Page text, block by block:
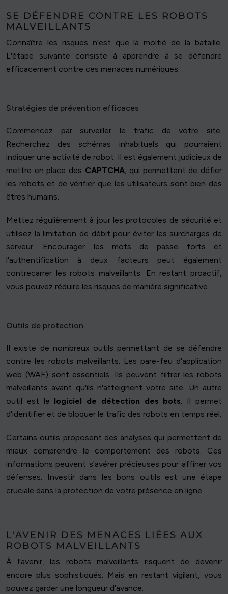
SE DÉFENDRE CONTRE LES ROBOTS
MALVEILLANTS
Connaître les risques n'est que la moitié de la bataille.
L'étape suivante consiste à apprendre à se défendre
efficacement contre ces menaces numériques.
Stratégies de prévention efficaces
Commencez par surveiller le trafic de votre site.
Recherchez des schémas inhabituels qui pourraient
indiquer une activité de robot. Il est également judicieux de
mettre en place des CAPTCHA, qui permettent de défier
les robots et de vérifier que les utilisateurs sont bien des
êtres humains.
Mettez régulièrement à jour les protocoles de sécurité et
utilisez la limitation de débit pour éviter les surcharges de
serveur. Encourager les mots de passe forts et
l'authentification à deux facteurs peut également
contrecarrer les robots malveillants. En restant proactif,
vous pouvez réduire les risques de manière significative.
Outils de protection
Il existe de nombreux outils permettant de se défendre
contre les robots malveillants. Les pare-feu d'application
web (WAF) sont essentiels. Ils peuvent filtrer les robots
malveillants avant qu'ils n'atteignent votre site. Un autre
outil est le logiciel de détection des bots . Il permet
d'identifier et de bloquer le trafic des robots en temps réel.
Certains outils proposent des analyses qui permettent de
mieux comprendre le comportement des robots. Ces
informations peuvent s'avérer précieuses pour affiner vos
défenses. Investir dans les bons outils est une étape
cruciale dans la protection de votre présence en ligne.
L'AVENIR DES MENACES LIÉES AUX
ROBOTS MALVEILLANTS
À l'avenir, les robots malveillants risquent de devenir
encore plus sophistiqués. Mais en restant vigilant, vous
pouvez garder une longueur d'avance.